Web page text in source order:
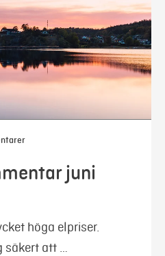
juni
höga elpriser.
säkert att …